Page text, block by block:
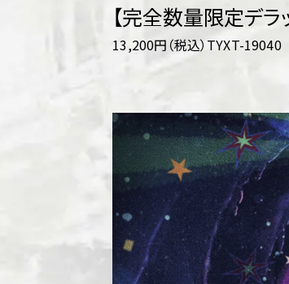
【完全数量限定デ
13,200円（税込）TYXT-19040